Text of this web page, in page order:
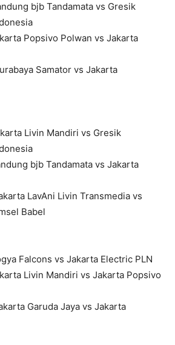
bjb Tandamata vs Gresik
Popsivo Polwan vs Jakarta
Samator vs Jakarta
Livin Mandiri vs Gresik
bjb Tandamata vs Jakarta
LavAni Livin Transmedia vs
Babel
Falcons vs Jakarta Electric PLN
Livin Mandiri vs Jakarta Popsivo
Garuda Jaya vs Jakarta